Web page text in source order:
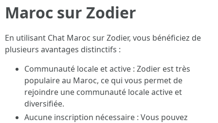
Maroc sur Zodier
En utilisant Chat Maroc sur Zodier, vous bénéficiez de
plusieurs avantages distinctifs :
Communauté locale et active : Zodier est très
populaire au Maroc, ce qui vous permet de
rejoindre une communauté locale active et
diversifiée.
Aucune inscription nécessaire : Vous pouvez